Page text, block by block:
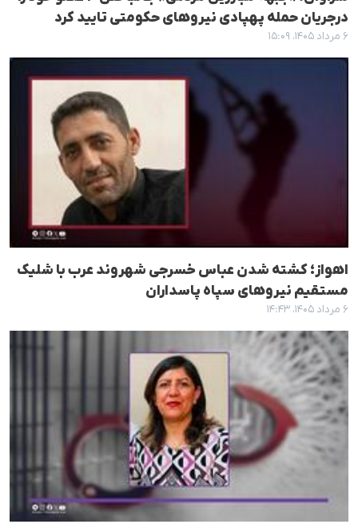
درجریان حمله پهپادی نیروهای حکومتی تایید کرد
۶ مرداد ۱۴۰۵، ۱۵:۰۹
اهواز؛ کشته شدن عباس خسرجی شهروند عرب با شلیک
مستقیم نیروهای سپاه پاسداران
۶ مرداد ۱۴۰۵، ۱۴:۴۳